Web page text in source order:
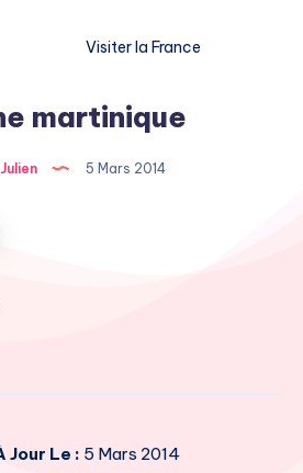
martinique
Julien 5 Mars 2014
Jour Le : 5 Mars 2014